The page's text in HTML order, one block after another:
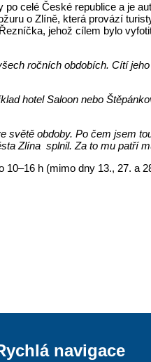
celé České republice a je
o Zlíně, která provází
jehož cílem bylo
ročních obdobích. Cítí
hotel Saloon nebo
obdoby. Po čem jsem
Zlína splnil. Za to mu patří
h (mimo dny 13., 27. a
navigace